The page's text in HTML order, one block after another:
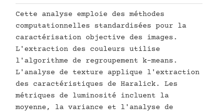
Cette analyse emploie des méthodes
computationnelles standardisées pour la
caractérisation objective des images.
L'extraction des couleurs utilise
l'algorithme de regroupement k-means.
L'analyse de texture applique l'extraction
des caractéristiques de Haralick. Les
métriques de luminosité incluent la
moyenne, la variance et l'analyse de